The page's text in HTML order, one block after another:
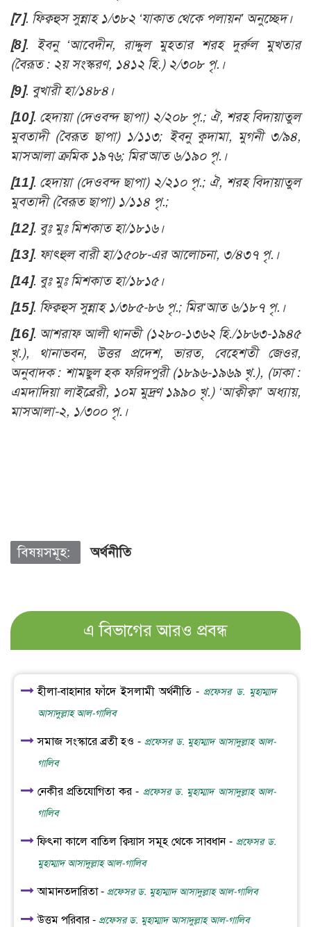
[7]. ফিক্বহুস সুন্নাহ ১/৩৮২ ‘যাকাত থেকে পলায়ন’ অনুচ্ছেদ।
[8]. ইবনু ‘আবেদীন, রাদ্দুল মুহতার শরহ দুর্রুল মুখতার
(বৈরূত : ২য় সংস্করণ, ১৪১২ হি.) ২/৩০৮ পৃ.।
[9]. বুখারী হা/১৪৮৪ ।
[10]. হেদায়া(দেওবন্দ ছাপা)২/২০৮ পৃ.; ঐ, শরহ বিদায়াতুল
মুবতাদী (বৈরূত ছাপা) ১/১১৩; ইবনু কুদামা, মুগনী ৩/৯৪,
মাসআলা ক্রমিক ১৯৭৬; মির‘আত ৬/১৯০ পৃ.।
[11]. হেদায়া (দেওবন্দ ছাপা) ২/২১০ পৃ.; ঐ, শরহ বিদায়াতুল
মুবতাদী (বৈরূত ছাপা) ১/১১৪ পৃ.;
[12]. বুঃ মুঃ মিশকাত হা/১৮১৬।
[13]. ফাৎহুল বারী হা/১৫০৮-এর আলোচনা, ৩/৪৩৭ পৃ. ।
[14]. বুঃ মুঃ মিশকাত হা/১৮১৫।
[15]. ফিক্বহুস সুন্নাহ ১/৩৮৫-৮৬ পৃ.; মির‘আত ৬/১৮৭ পৃ. ।
[16]. আশরাফ আলী থানভী (১২৮০-১৩৬২ হি./১৮৬৩-১৯৪৫
খৃ.), থানাভবন, উত্তর প্রদেশ, ভারত, বেহেশতী জেওর,
অনুবাদক : শামছুল হক ফরিদপুরী (১৮৯৬-১৯৬৯ খৃ.), (ঢাকা :
এমদাদিয়া লাইব্রেরী, ১০ম মুদ্রণ ১৯৯০ খৃ.) ‘আক্বীক্বা’ অধ্যায়,
মাসআলা-২, ১/৩০০ পৃ.।
বিষয়সমূহ: অর্থনীতি
এ বিভাগের আরও প্রবন্ধ
হীলা-বাহানার ফাঁদে ইসলামী অর্থনীতি -প্রফেসর ড. মুহাম্মাদ
আসাদুল্লাহ আল-গালিব
সমাজ সংস্কারে ব্রতী হও - প্রফেসর ড. মুহাম্মাদ আসাদুল্লাহ আল-
গালিব
নেকীর প্রতিযোগিতা কর - প্রফেসর ড. মুহাম্মাদ আসাদুল্লাহ আল-
গালিব
ফিৎনা কালে বাতিল ক্বিয়াস সমূহ থেকে সাবধান - প্রফেসর ড.
মুহাম্মাদ আসাদুল্লাহ আল-গালিব
আমানতদারিতা - প্রফেসর ড. মুহাম্মাদ আসাদুল্লাহ আল-গালিব
উত্তম পরিবার - প্রফেসর ড. মুহাম্মাদ আসাদুল্লাহ আল-গালিব